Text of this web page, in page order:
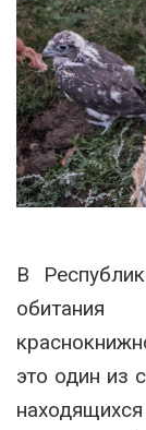
В
это один из